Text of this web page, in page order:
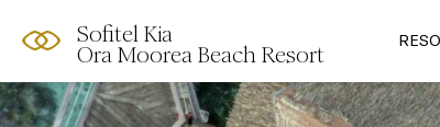
Sofitel Kia
Ora Moorea Beach Resort